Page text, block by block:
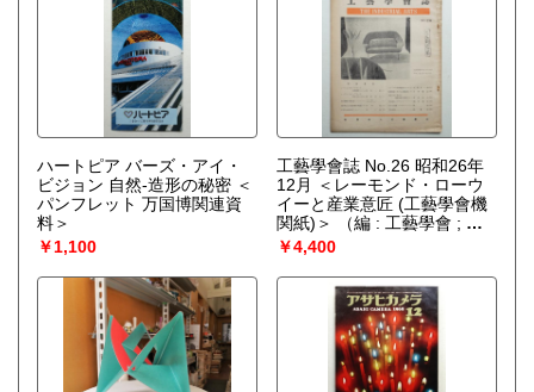
ハートピア バーズ・アイ・
ビジョン 自然-造形の秘密 ＜
パンフレット 万国博関連資
料＞
￥1,100
工藝學會誌 No.26 昭和26年
12月 ＜レーモンド・ローウ
イーと産業意匠 (工藝學會機
関紙)＞
（編 : 工藝學會 ; 執
筆 : 松田一雄 服部茂夫 ジョ
ン・エー・マクウエスイ 竹
内渉 原三郎 水問正一郎 井桁
勝治 永田直三 隅田隆治 森
￥4,400